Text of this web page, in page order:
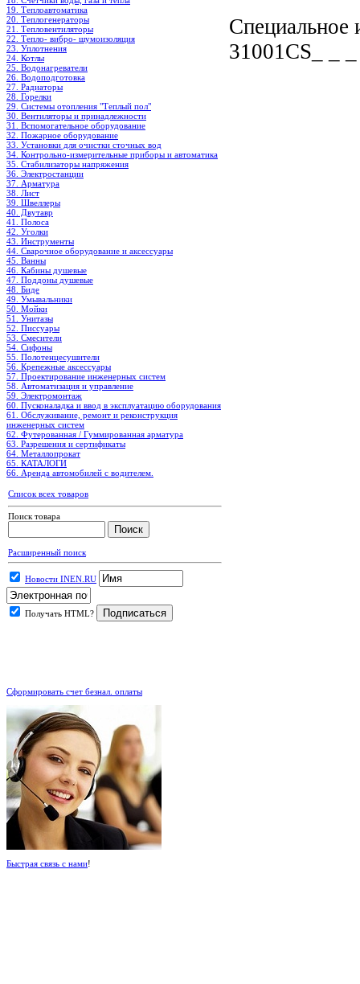
19. Теплоавтоматика
20. Теплогенераторы
21. Тепловентиляторы
22. Тепло- вибро- шумоизоляция
23. Уплотнения
24. Котлы
25. Водонагреватели
26. Водоподготовка
27. Радиаторы
28. Горелки
29. Системы отопления "Теплый пол"
30. Вентиляторы и принадлежности
31. Вспомогательное оборудование
32. Пожарное оборудование
33. Установки для очистки сточных вод
34. Контрольно-измерительные приборы и автоматика
35. Стабилизаторы напряжения
36. Электростанции
37. Арматура
38. Лист
39. Швеллеры
40. Двутавр
41. Полоса
42. Уголки
43. Инструменты
44. Сварочное оборудование и аксессуары
45. Ванны
46. Кабины душевые
47. Поддоны душевые
48. Биде
49. Умывальники
50. Мойки
51. Унитазы
52. Писсуары
53. Смесители
54. Сифоны
55. Полотенцесушители
56. Крепежные аксессуары
57. Проектирование инженерных систем
58. Автоматизация и управление
59. Электромонтаж
60. Пусконаладка и ввод в эксплуатацию оборудования
61. Обслуживание, ремонт и реконструкция
инженерных систем
62. Футерованная / Гуммированная арматура
63. Разрешения и сертификаты
64. Металлопрокат
65. КАТАЛОГИ
66. Аренда автомобилей с водителем.
Список всех товаров
Поиск товара
Расширенный поиск
Новости INEN.RU
Получать HTML?
Сформировать счет безнал. оплаты
Быстрая связь с нами!
Специальное
31001CS_ _ _